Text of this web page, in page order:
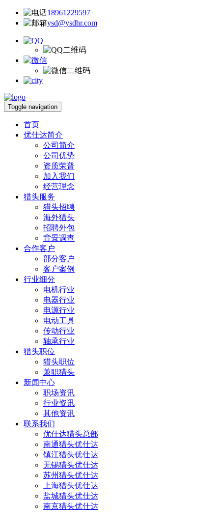
18961229597
ysd@ysdhr.com
Toggle navigation
首页
优仕达简介
公司简介
公司优势
资质荣普
加入我们
经营理念
猎头服务
猎头招聘
海外猎头
招聘外包
背景调查
合作客户
部分客户
客户案例
行业细分
电机行业
电器行业
电源行业
电动工具
传动行业
轴承行业
猎头职位
猎头职位
兼职猎头
新闻中心
职场资讯
行业资讯
其他资讯
联系我们
优仕达猎头总部
南通猎头优仕达
镇江猎头优仕达
无锡猎头优仕达
苏州猎头优仕达
上海猎头优仕达
盐城猎头优仕达
南京猎头优仕达